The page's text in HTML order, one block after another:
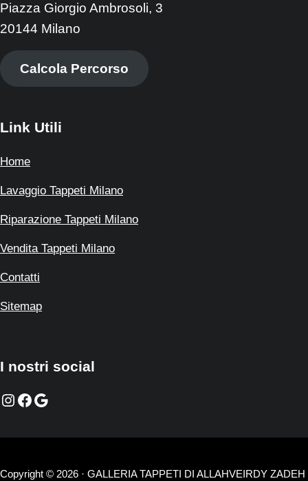
Piazza Giorgio Ambrosoli, 3
20144 Milano
Calcola Percorso
Link Utili
Home
Lavaggio Tappeti Milano
Riparazione Tappeti Milano
Vendita Tappeti Milano
Contatti
Sitemap
I nostri social
Instagram
Facebook
Google
Copyright © 2026 · GALLERIA TAPPETI DI ALLAHVEIRDY ZADEH